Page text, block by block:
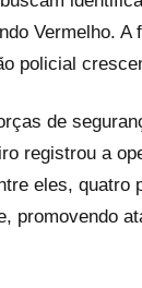
Vermelho. A
policial
de
registrou a
eles, quatro
promovendo